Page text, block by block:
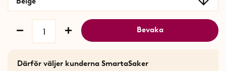
Bevaka
Därför väljer kunderna SmartaSaker